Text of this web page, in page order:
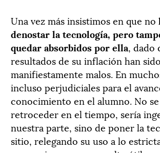
Una vez más insistimos en que no
denostar la tecnología, pero
quedar absorbidos por ella, dado
resultados de su inflación han sido
manifiestamente malos. En
incluso perjudiciales para el
conocimiento en el alumno. No
retroceder en el tiempo, sería
nuestra parte, sino de poner la
sitio, relegando su uso a lo